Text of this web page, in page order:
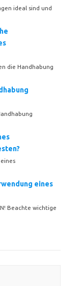
ideal sind und
die Handhabung
eines
Beachte wichtige